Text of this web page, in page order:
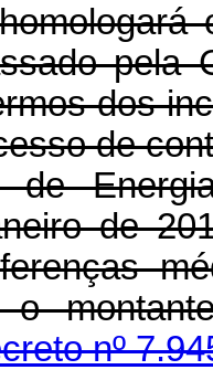
pela
dos
de
de
de
o
nº